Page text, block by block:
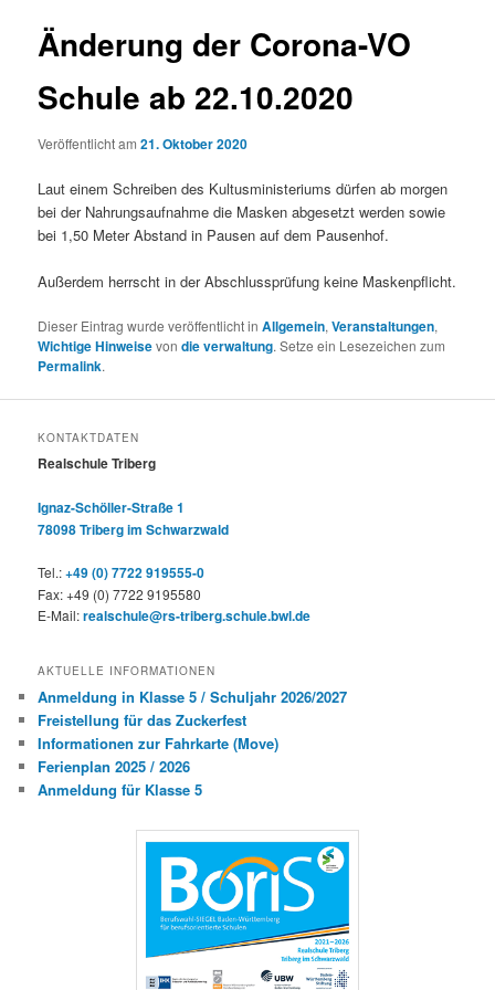
Änderung der Corona-VO
Schule ab 22.10.2020
Veröffentlicht am21. Oktober 2020
Laut einem Schreiben des Kultusministeriums dürfen ab morgen
bei der Nahrungsaufnahme die Masken abgesetzt werden sowie
bei 1,50 Meter Abstand in Pausen auf dem Pausenhof.
Außerdem herrscht in der Abschlussprüfung keine Maskenpflicht.
Dieser Eintrag wurde veröffentlicht inAllgemein,Veranstaltungen,
Wichtige Hinweisevondie verwaltung. Setze ein Lesezeichen zum
Permalink.
KONTAKTDATEN
Realschule Triberg
Ignaz-Schöller-Straße 1
78098 Triberg im Schwarzwald
Tel.:+49 (0) 7722 919555-0
Fax: +49 (0) 7722 9195580
E-Mail:realschule@rs-triberg.schule.bwl.de
AKTUELLE INFORMATIONEN
Anmeldung in Klasse 5 / Schuljahr 2026/2027
Freistellung für das Zuckerfest
Informationen zur Fahrkarte (Move)
Ferienplan 2025 / 2026
Anmeldung für Klasse 5